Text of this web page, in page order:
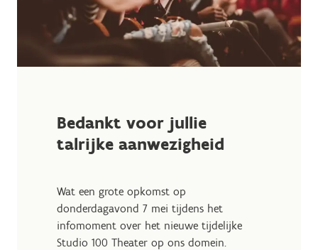
Bedankt voor jullie
talrijke aanwezigheid
Wat een grote opkomst op
donderdagavond 7 mei tijdens het
infomoment over het nieuwe tijdelijke
Studio 100 Theater op ons domein.